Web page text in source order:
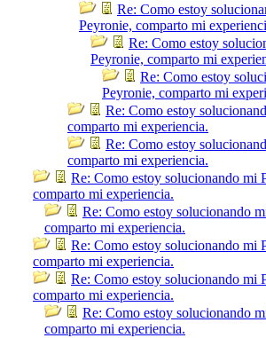
Re: Como estoy
Peyronie, comparto mi
Re: Como estoy
Peyronie, comparto mi
Re: Como estoy
Peyronie, comparto mi
Re: Como estoy
comparto mi experiencia.
Re: Como estoy
comparto mi experiencia.
Re: Como estoy solucionando mi
comparto mi experiencia.
Re: Como estoy solucionando
comparto mi experiencia.
Re: Como estoy solucionando mi
comparto mi experiencia.
Re: Como estoy solucionando mi
comparto mi experiencia.
Re: Como estoy solucionando
comparto mi experiencia.